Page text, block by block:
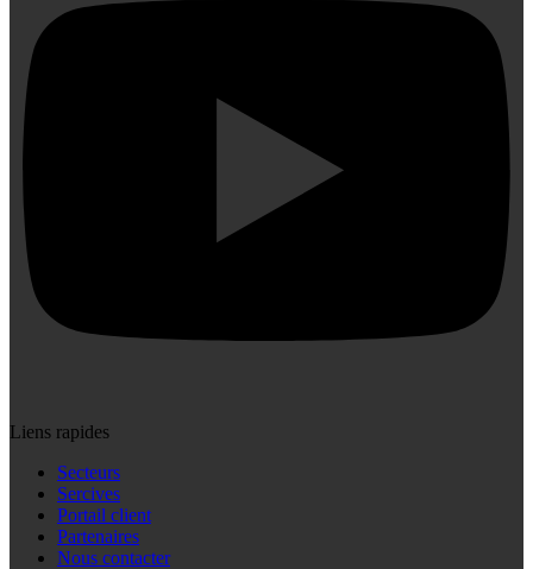
Liens rapides
Secteurs
Sercives
Portail client
Partenaires
Nous contacter